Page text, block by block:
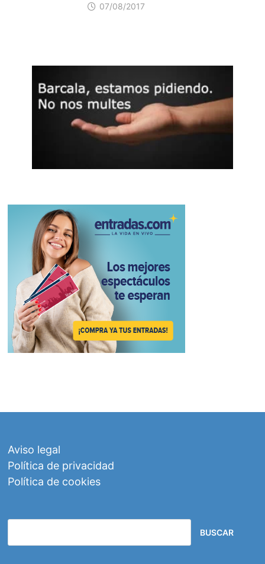
07/08/2017
Aviso legal
Política de privacidad
Política de cookies
BUSCAR